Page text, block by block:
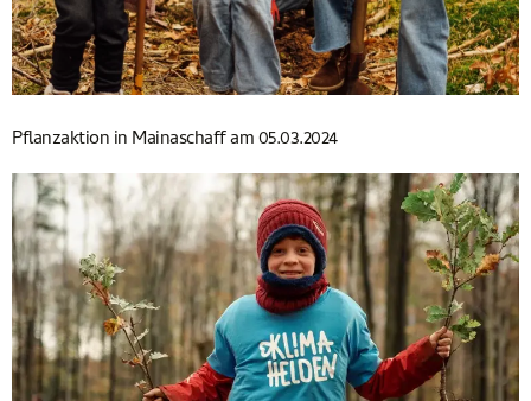
Pflanzaktion in Mainaschaff am 05.03.2024